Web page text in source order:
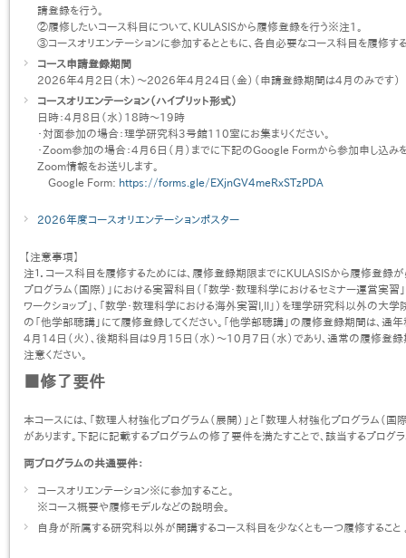
請登録を行う。
②履修したいコース科目について、KULASISから履修登録を行う※注1。
③コースオリエンテーションに参加するとともに、各自必要なコース科目を履修する
コース申請登録期間
2026年4月2日（木）～2026年4月24日（金）（申請登録期間は4月のみです）
コースオリエンテーション（ハイブリット形式）
日時：4月8日（水）18時～19時
・対面参加の場合：理学研究科3号館110室にお集まりください。
・Zoom参加の場合：4月6日（月）までに下記のGoogle Formから参加申し込みを
Zoom情報をお送りします。
Google Form: https://forms.gle/EXjnGV4meRxSTzPDA
2026年度コースオリエンテーションポスター
【注意事項】
注１．コース科目を履修するためには、履修登録期限までにKULASISから履修登録が
プログラム（国際）」における実習科目（「数学・数理科学におけるセミナー運営実習
ワークショップ」、「数学・数理科学における海外実習I,II」）を理学研究科以外の大
の「他学部聴講」にて履修登録してください。「他学部聴講」の履修登録期間は、通
4月14日（火）、後期科目は9月15日（水）～10月7日（水）であり、通常の履修登
注意ください。
■修了要件
本コースには、「数理人材強化プログラム（展開）」と「数理人材強化プログラム（国
があります。下記に記載するプログラムの修了要件を満たすことで、該当するプログ
両プログラムの共通要件：
コースオリエンテーション※に参加すること。
※コース概要や履修モデルなどの説明会。
自身が所属する研究科以外が開講するコース科目を少なくとも一つ履修すること